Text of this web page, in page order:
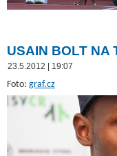
USAIN BOLT NA
23.5.2012 | 19:07
Foto: graf.cz